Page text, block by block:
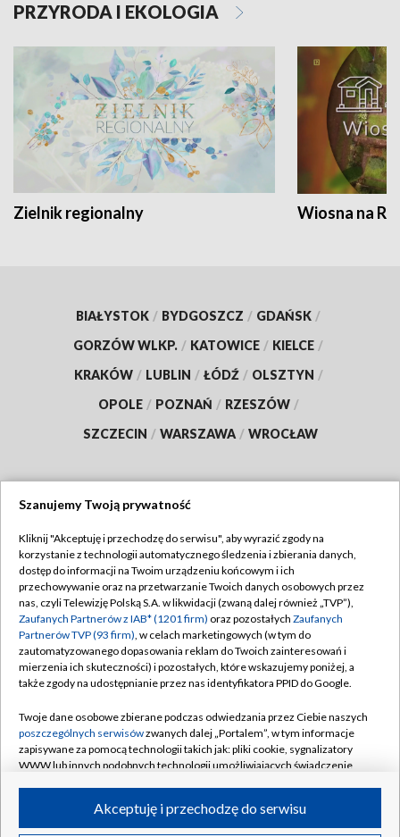
PRZYRODA I EKOLOGIA
Zielnik regionalny Wiosna na
BIAŁYSTOK / BYDGOSZCZ / GDAŃSK /
GORZÓW WLKP. / KATOWICE / KIELCE /
KRAKÓW / LUBLIN / ŁÓDŹ / OLSZTYN /
OPOLE / POZNAŃ / RZESZÓW /
SZCZECIN / WARSZAWA / WROCŁAW
TVP
Abonament TVP
Emisja w TVP
Centrum informacji TVP
Naziemna Telewizja Cyfrowa
Rada Programowa
System NOS
Informacje o nadawcy
Program dla prasy
Regulamin TVP
Polityka prywatności
Moje zgody
Pomoc
Kontakt
Kanały
Szanujemy Twoją prywatność
Kliknij "Akceptuję i przechodzę do serwisu", aby wyrazić zgody na
korzystanie z technologii automatycznego śledzenia i zbierania danych,
dostęp do informacji na Twoim urządzeniu końcowym i ich
przechowywanie oraz na przetwarzanie Twoich danych osobowych przez
nas, czyli Telewizję Polską S.A. w likwidacji (zwaną dalej również „TVP”),
Zaufanych Partnerów z IAB* (1201 firm) oraz pozostałych Zaufanych
Partnerów TVP (93 firm), w celach marketingowych (w tym do
zautomatyzowanego dopasowania reklam do Twoich zainteresowań i
mierzenia ich skuteczności) i pozostałych, które wskazujemy poniżej, a
także zgody na udostępnianie przez nas identyfikatora PPID do Google.
Twoje dane osobowe zbierane podczas odwiedzania przez Ciebie naszych
poszczególnych serwisówzwanych dalej „Portalem”, w tym informacje
zapisywane za pomocą technologii takich jak: pliki cookie, sygnalizatory
WWW lub innych podobnych technologii umożliwiających świadczenie
ruchu w Internecie.Akceptuję i przechodzę do serwisu